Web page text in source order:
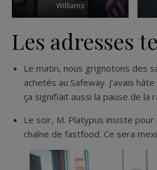
Williams
Les adresses
Le matin, nous grignotons des
achetés au Safeway. J’avais
ça signifiait aussi la pause de la
Le soir, M. Platypus insiste pour
chaîne de fastfood. Ce sera